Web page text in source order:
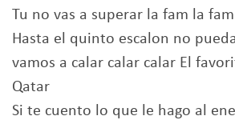
Tu no vas a superar la fam la fam
Hasta el quinto escalon no
vamos a calar calar calar El
Qatar
Si te cuento lo que le hago al